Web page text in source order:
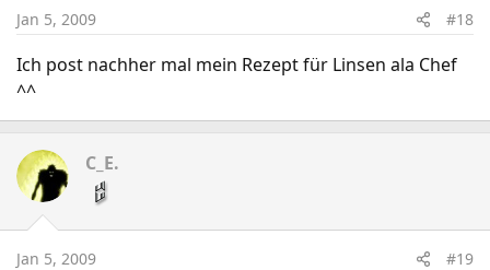
Jan 5, 2009 #18
Ich post nachher mal mein Rezept für Linsen ala Chef
^^
C_E.
Jan 5, 2009 #19